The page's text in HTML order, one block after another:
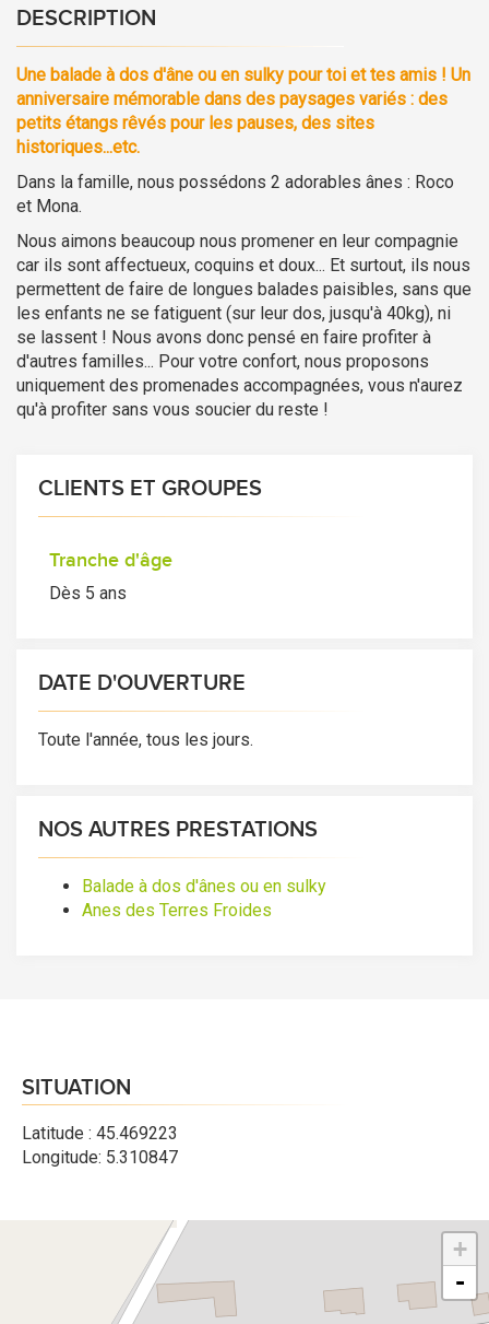
DESCRIPTION
Une balade à dos d'âne ou en sulky pour toi et tes amis ! Un
anniversaire mémorable dans des paysages variés : des
petits étangs rêvés pour les pauses, des sites
historiques...etc.
Dans la famille, nous possédons 2 adorables ânes : Roco
et Mona.
Nous aimons beaucoup nous promener en leur compagnie
car ils sont affectueux, coquins et doux... Et surtout, ils nous
permettent de faire de longues balades paisibles, sans que
les enfants ne se fatiguent (sur leur dos, jusqu'à 40kg), ni
se lassent ! Nous avons donc pensé en faire profiter à
d'autres familles... Pour votre confort, nous proposons
uniquement des promenades accompagnées, vous n'aurez
qu'à profiter sans vous soucier du reste !
CLIENTS ET GROUPES
Tranche d'âge
Dès 5 ans
DATE D'OUVERTURE
Toute l'année, tous les jours.
NOS AUTRES PRESTATIONS
Balade à dos d'ânes ou en sulky
Anes des Terres Froides
SITUATION
Latitude : 45.469223
Longitude: 5.310847
+
-